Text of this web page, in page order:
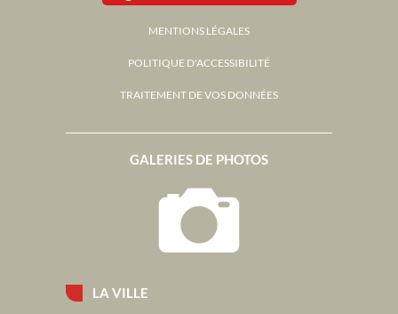
LA VILLE
GALERIES DE PHOTOS
MENTIONS LÉGALES
POLITIQUE D'ACCESSIBILITÉ
TRAITEMENT DE VOS DONNÉES